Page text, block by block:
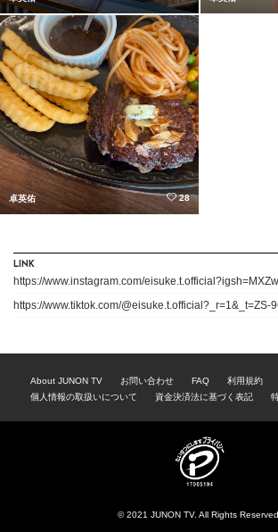
卓英佑 28
LINK
https://www.tiktok.com/@eisuke.t.official?_r=1&_t=ZS-
About JUNON TV お問い合わせ FAQ 利用規約
個人情報の取扱いについて
資金決済法に基づく表記
© 2021 JUNON TV. All Rights Reserved.